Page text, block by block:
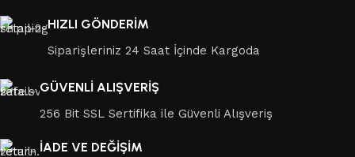
HIZLI GÖNDERİM
Siparişleriniz 24 Saat İçinde Kargoda
GÜVENLİ ALIŞVERİŞ
256 Bit SSL Sertifika ile Güvenli Alışveriş
İADE VE DEĞİŞİM